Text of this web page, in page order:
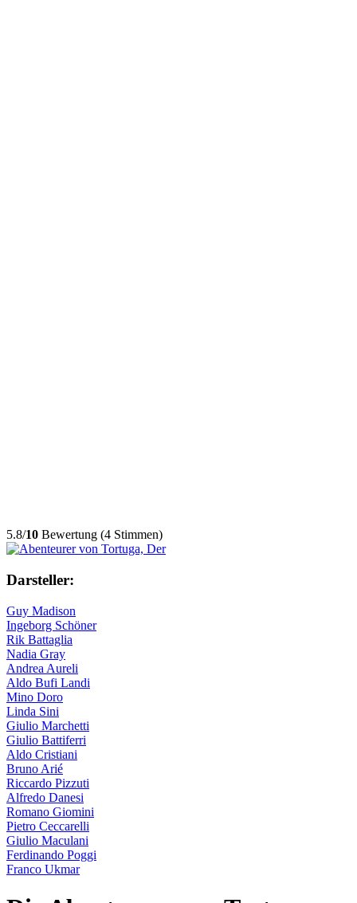
5.8/10 Bewertung (4 Stimmen)
Darsteller:
Guy Madison
Ingeborg Schöner
Rik Battaglia
Nadia Gray
Andrea Aureli
Aldo Bufi Landi
Mino Doro
Linda Sini
Giulio Marchetti
Giulio Battiferri
Aldo Cristiani
Bruno Arié
Riccardo Pizzuti
Alfredo Danesi
Romano Giomini
Pietro Ceccarelli
Giulio Maculani
Ferdinando Poggi
Franco Ukmar